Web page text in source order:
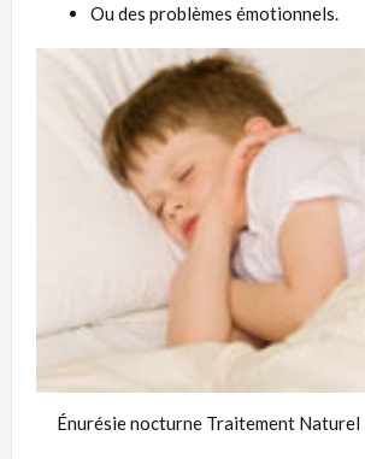
Ou des problèmes émotionnels.
Énurésie nocturne Traitement Naturel